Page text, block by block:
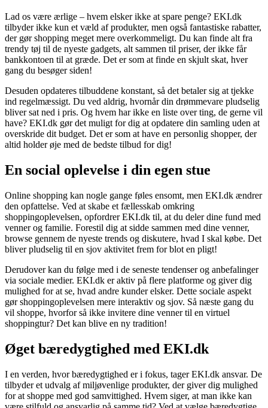
Lad os være ærlige – hvem elsker ikke at spare penge? EKI.dk
tilbyder ikke kun et væld af produkter, men også fantastiske rabatter,
der gør shopping meget mere overkommeligt. Du kan finde alt fra
trendy tøj til de nyeste gadgets, alt sammen til priser, der ikke får
bankkontoen til at græde. Det er som at finde en skjult skat, hver
gang du besøger siden!
Desuden opdateres tilbuddene konstant, så det betaler sig at tjekke
ind regelmæssigt. Du ved aldrig, hvornår din drømmevare pludselig
bliver sat ned i pris. Og hvem har ikke en liste over ting, de gerne vil
have? EKI.dk gør det muligt for dig at opdatere din samling uden at
overskride dit budget. Det er som at have en personlig shopper, der
altid holder øje med de bedste tilbud for dig!
En social oplevelse i din egen stue
Online shopping kan nogle gange føles ensomt, men EKI.dk ændrer
den opfattelse. Ved at skabe et fællesskab omkring
shoppingoplevelsen, opfordrer EKI.dk til, at du deler dine fund med
venner og familie. Forestil dig at sidde sammen med dine venner,
browse gennem de nyeste trends og diskutere, hvad I skal købe. Det
bliver pludselig til en sjov aktivitet frem for blot en pligt!
Derudover kan du følge med i de seneste tendenser og anbefalinger
via sociale medier. EKI.dk er aktiv på flere platforme og giver dig
mulighed for at se, hvad andre kunder elsker. Dette sociale aspekt
gør shoppingoplevelsen mere interaktiv og sjov. Så næste gang du
vil shoppe, hvorfor så ikke invitere dine venner til en virtuel
shoppingtur? Det kan blive en ny tradition!
Øget bæredygtighed med EKI.dk
I en verden, hvor bæredygtighed er i fokus, tager EKI.dk ansvar. De
tilbyder et udvalg af miljøvenlige produkter, der giver dig mulighed
for at shoppe med god samvittighed. Hvem siger, at man ikke kan